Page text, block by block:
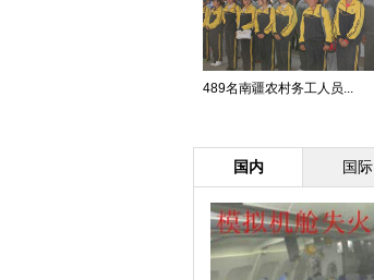
489名南疆农村务工人员...
国内 国际